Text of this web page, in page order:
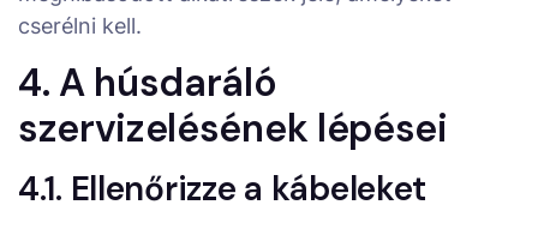
cserélni kell.
4. A húsdaráló
szervizelésének lépései
4.1. Ellenőrizze a kábeleket